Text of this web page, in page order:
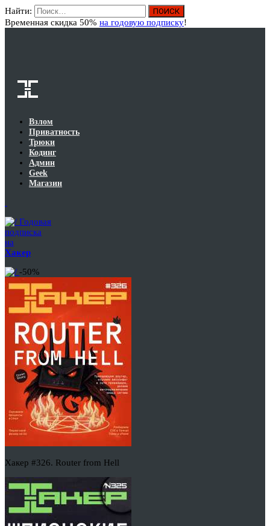
Найти:
Временная скидка 50% на годовую подписку!
Взлом
Приватность
Трюки
Кодинг
Админ
Geek
Магазин
Годовая
подписка
на
Хакер
-50%
Хакер #326. Router from Hell